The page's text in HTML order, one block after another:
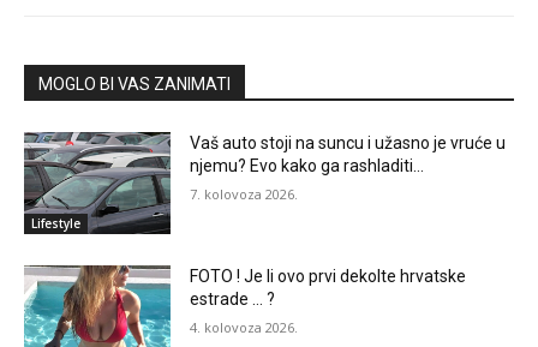
MOGLO BI VAS ZANIMATI
Lifestyle
Vaš auto stoji na suncu i užasno je vruće u
njemu? Evo kako ga rashladiti…
7. kolovoza 2026.
FOTO ! Je li ovo prvi dekolte hrvatske
estrade … ?
4. kolovoza 2026.